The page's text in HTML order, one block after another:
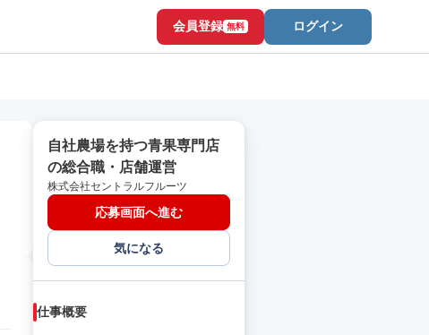
会員登録 無料 ログイン
自社農場を持つ青果専門店
の総合職・店舗運営
株式会社セントラルフルーツ
応募画面へ進む
気になる
仕事概要